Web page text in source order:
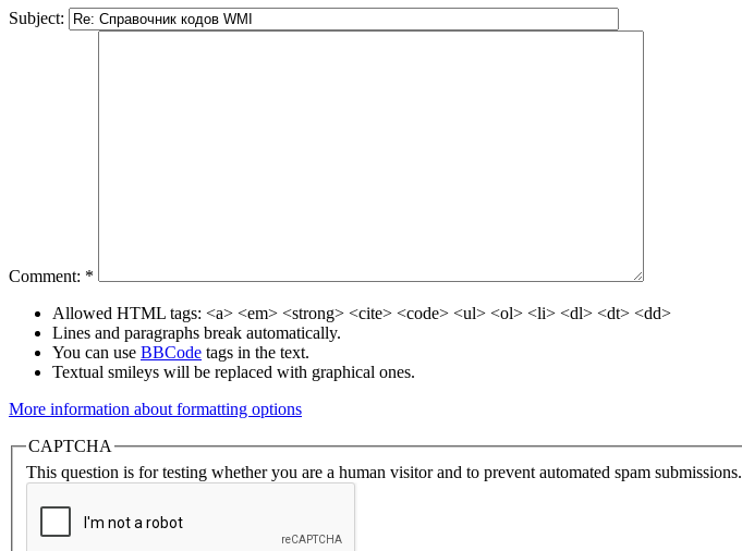
Subject:
Comment: *
Allowed HTML tags: <a> <em> <strong> <cite> <code> <ul> <ol> <li> <dl> <dt> <dd>
Lines and paragraphs break automatically.
You can use BBCode tags in the text.
Textual smileys will be replaced with graphical ones.
More information about formatting options
CAPTCHA
This question is for testing whether you are a human visitor and to prevent automated spam submissions.